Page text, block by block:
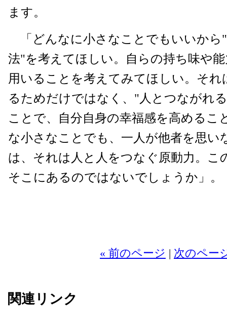
ます。
「どんなに小さなことでもいいから
法"を考えてほしい。自らの持ち味や
用いることを考えてみてほしい。それ
るためだけではなく、"人とつながれ
ことで、自分自身の幸福感を高めるこ
な小さなことでも、一人が他者を思い
は、それは人と人をつなぐ原動力。こ
そこにあるのではないでしょうか」。
« 前のページ | 次のペー
関連リンク